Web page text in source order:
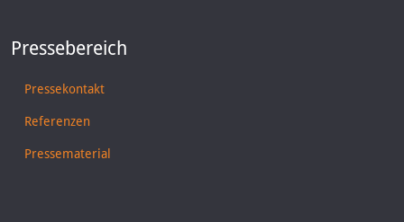
Pressebereich
Pressekontakt
Referenzen
Pressematerial